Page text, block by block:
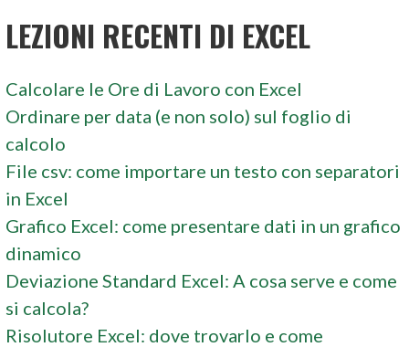
LEZIONI RECENTI DI EXCEL
Calcolare le Ore di Lavoro con Excel
Ordinare per data (e non solo) sul foglio di
calcolo
File csv: come importare un testo con separatori
in Excel
Grafico Excel: come presentare dati in un grafico
dinamico
Deviazione Standard Excel: A cosa serve e come
si calcola?
Risolutore Excel: dove trovarlo e come